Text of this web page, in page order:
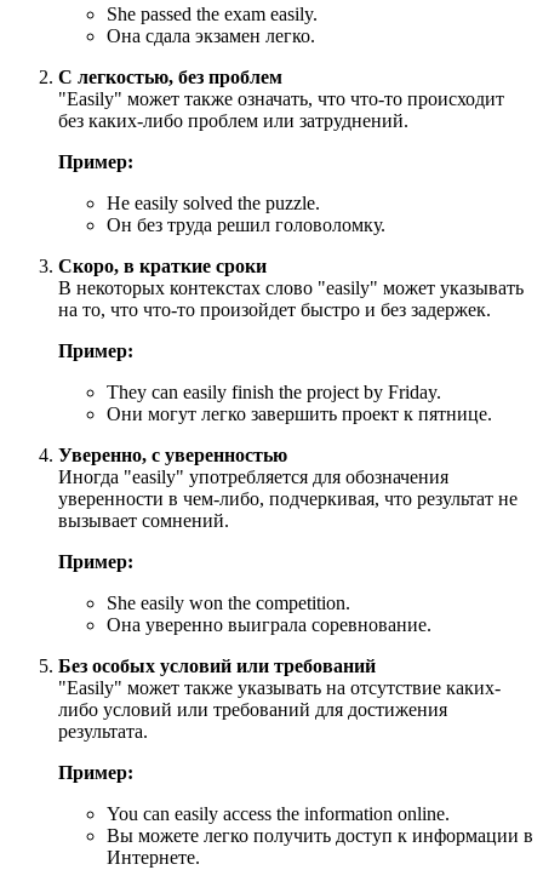
She passed the exam easily.
Она сдала экзамен легко.
С легкостью, без проблем
"Easily" может также означать, что что-то происходит
без каких-либо проблем или затруднений.
Пример:
He easily solved the puzzle.
Он без труда решил головоломку.
Скоро, в краткие сроки
В некоторых контекстах слово "easily" может указывать
на то, что что-то произойдет быстро и без задержек.
Пример:
They can easily finish the project by Friday.
Они могут легко завершить проект к пятнице.
Уверенно, с уверенностью
Иногда "easily" употребляется для обозначения
уверенности в чем-либо, подчеркивая, что результат не
вызывает сомнений.
Пример:
She easily won the competition.
Она уверенно выиграла соревнование.
Без особых условий или требований
"Easily" может также указывать на отсутствие каких-
либо условий или требований для достижения
результата.
Пример:
You can easily access the information online.
Вы можете легко получить доступ к информации в
Интернете.